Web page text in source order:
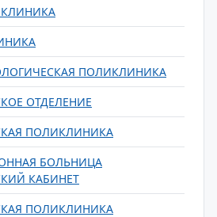
ПОЛИКЛИНИКА
ОТДЕЛЕНИЕ
ПОЛИКЛИНИКА
БОЛЬНИЦА
КАБИНЕТ
ПОЛИКЛИНИКА